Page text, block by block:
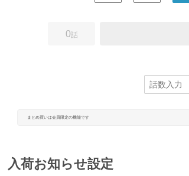
0話
まとめ買いは会員限定の機能です
入荷お知らせ設定